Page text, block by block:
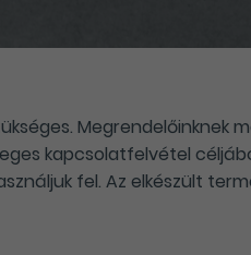
Megrendelőinknek
kapcsolatfelvétel
fel. Az elkészült